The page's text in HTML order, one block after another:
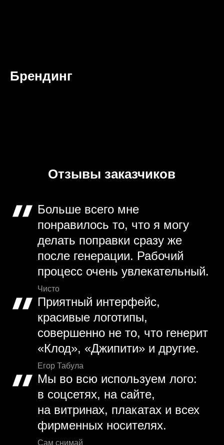
Брендинг
Отзывы заказчиков
Больше всего мне
понравилось то, что я могу
делать поправки сразу же
после генерации. Рабочий
процесс очень увлекательный.
Чисто
Приятный интерфейс,
красивые логотипы,
совершенно не то, что генерит
«Клод», «Джипити» и другие.
Егор Табула
Мы во всю используем лого:
в соцсетях, на сайте,
на витринах, плакатах и всех
фирменных носителях.
Сам снимай